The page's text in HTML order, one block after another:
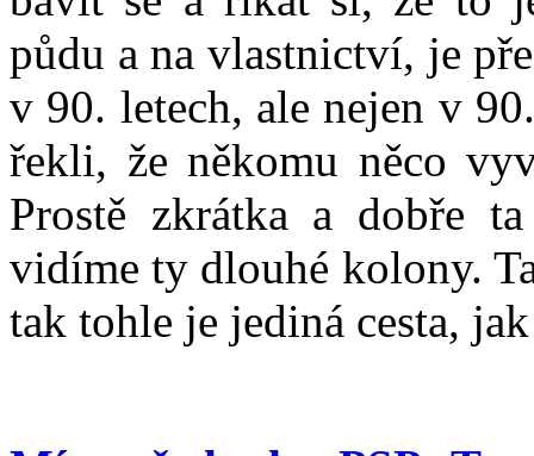
půdu a na vlastnictví, je
v 90. letech, ale nejen v
řekli, že někomu něco
Prostě zkrátka a dobře
vidíme ty dlouhé kolony.
tak tohle je jediná cesta,